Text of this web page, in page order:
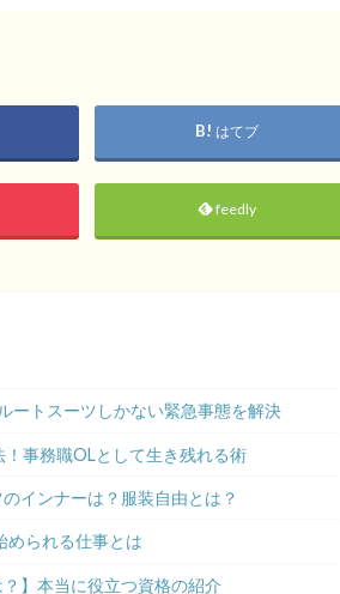
はてブ
feedly
ートスーツしかない緊急事態を解決
事務職OLとして生き残れる術
インナーは？服装自由とは？
められる仕事とは
】本当に役立つ資格の紹介